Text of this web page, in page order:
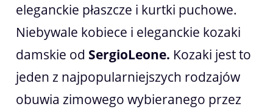
eleganckie płaszcze i kurtki puchowe.
Niebywale kobiece i eleganckie kozaki
damskie od SergioLeone. Kozaki jest to
jeden z najpopularniejszych rodzajów
obuwia zimowego wybieranego przez